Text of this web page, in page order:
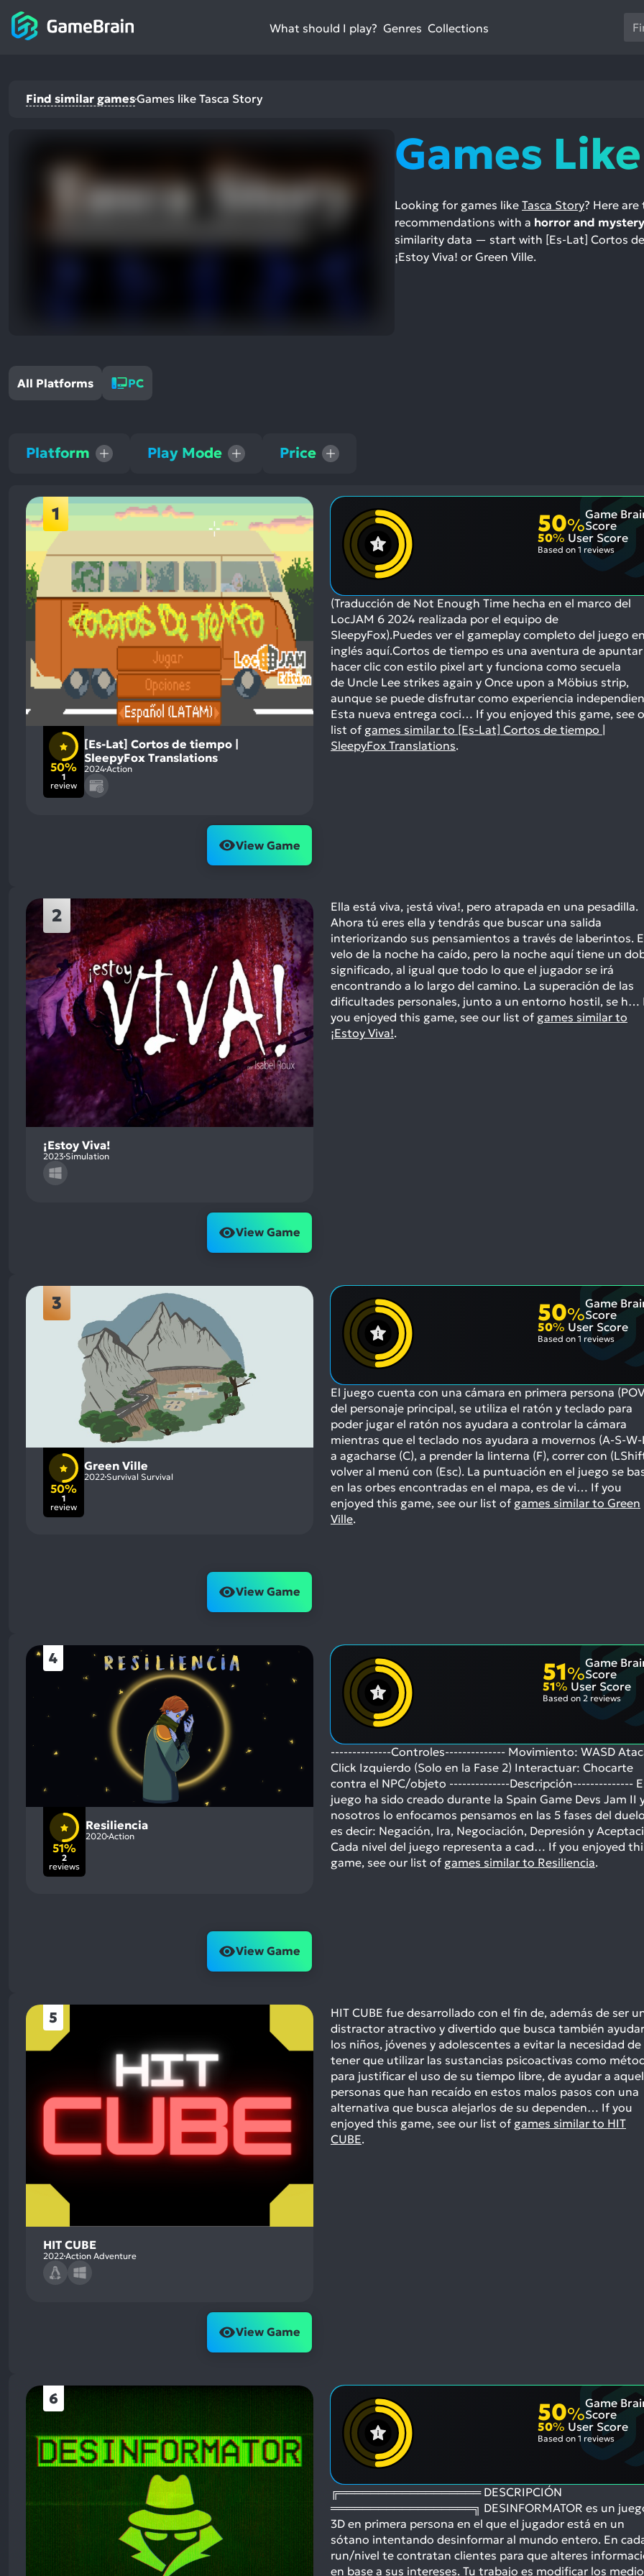
What should I play? Genres Collections
a
to
go
Find similar gamesGames like Tasca Story
Games
Looking for games like Tasca Story? Here
recommendations with a horror and
similarity data — start with [Es-Lat] Cortos
¡Estoy Viva! or Green Ville.
All Platforms PC
Platform Play Mode Price
1
50%
1
review
[Es-Lat] Cortos de tiempo |
SleepyFox Translations
2024Action
View Game
50%
Game
Score
50% User Score
Based on 1 reviews
(Traducción de Not Enough Time hecha en el marco del
LocJAM 6 2024 realizada por el equipo de
SleepyFox).Puedes ver el gameplay completo del juego
inglés aquí.Cortos de tiempo es una aventura de apuntar
hacer clic con estilo pixel art y funciona como secuela
de Uncle Lee strikes again y Once upon a Möbius strip,
aunque se puede disfrutar como experiencia
Esta nueva entrega coci… If you enjoyed this game, see
list of games similar to [Es-Lat] Cortos de tiempo |
SleepyFox Translations.
2
¡Estoy Viva!
2023 Simulation
View Game
Ella está viva, ¡está viva!, pero atrapada en una pesadilla.
Ahora tú eres ella y tendrás que buscar una salida
interiorizando sus pensamientos a través de laberintos.
velo de la noche ha caído, pero la noche aquí tiene un
significado, al igual que todo lo que el jugador se irá
encontrando a lo largo del camino. La superación de las
dificultades personales, junto a un entorno hostil, se h…
you enjoyed this game, see our list of games similar to
¡Estoy Viva!.
3
50%
1
review
Green Ville
2022 Survival Survival
View Game
50%
Game
Score
50% User Score
Based on 1 reviews
El juego cuenta con una cámara en primera persona
del personaje principal, se utiliza el ratón y teclado para
poder jugar el ratón nos ayudara a controlar la cámara
mientras que el teclado nos ayudara a movernos (A-S-W-
a agacharse (C), a prender la linterna (F), correr con
volver al menú con (Esc). La puntuación en el juego se
en las orbes encontradas en el mapa, es de vi… If you
enjoyed this game, see our list of games similar to Green
Ville.
4
51%
2
reviews
Resiliencia
2020Action
View Game
51%
Game
Score
51% User Score
Based on 2 reviews
--------------Controles-------------- Movimiento: WASD
Click Izquierdo (Solo en la Fase 2) Interactuar: Chocarte
contra el NPC/objeto --------------Descripción--------------
juego ha sido creado durante la Spain Game Devs Jam II
nosotros lo enfocamos pensamos en las 5 fases del
es decir: Negación, Ira, Negociación, Depresión y
Cada nivel del juego representa a cad… If you enjoyed
game, see our list of games similar to Resiliencia.
5
HIT CUBE
2022 Action Adventure
View Game
HIT CUBE fue desarrollado con el fin de, además de ser
distractor atractivo y divertido que busca también
los niños, jóvenes y adolescentes a evitar la necesidad de
tener que utilizar las sustancias psicoactivas como
para justificar el uso de su tiempo libre, de ayudar a
personas que han recaído en estos malos pasos con una
alternativa que busca alejarlos de su dependen… If you
enjoyed this game, see our list of games similar to HIT
CUBE.
6 50%
Game
Score
50% User Score
Based on 1 reviews
╔══════════════════ DESCRIPCIÓN
══════════════════╗ DESINFORMATOR es un
3D en primera persona en el que el jugador está en un
sótano intentando desinformar al mundo entero. En
run/nivel te contratan clientes para que alteres
en base a sus intereses. Tu trabajo es modificar los